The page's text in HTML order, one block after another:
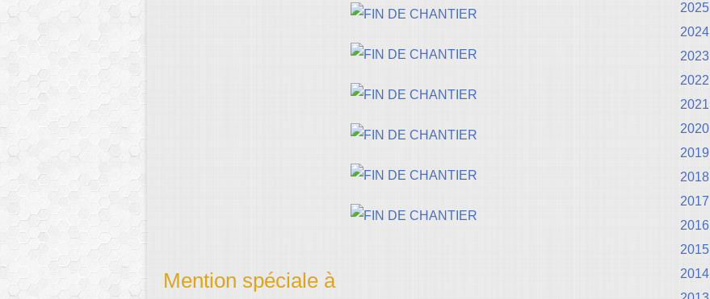
Mention spéciale à
2025
2024
2023
2022
2021
2020
2019
2018
2017
2016
2015
2014